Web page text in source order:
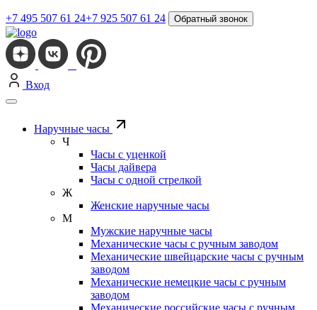
+7 495 507 61 24+7 925 507 61 24 Обратный звонок
Вход
Наручные часы
Ч
Часы с уценкой
Часы дайвера
Часы с одной стрелкой
Ж
Женские наручные часы
М
Мужские наручные часы
Механические часы с ручным заводом
Механические швейцарские часы с ручным
заводом
Механические немецкие часы с ручным
заводом
Механические российские часы с ручным